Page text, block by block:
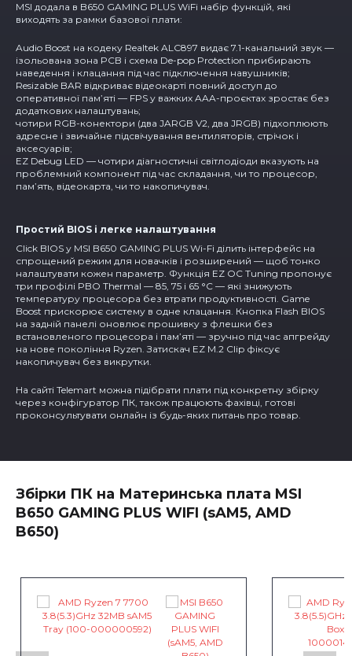
MSI додала в B650 GAMING PLUS WiFi набір функцій, які
виходять за рамки базової плати:
Audio Boost на кодеку Realtek ALC897 видає 7.1-канальний звук —
ізольована зона PCB і схема De-pop Protection прибирають
наведення і клацання під час підключення навушників;
Resizable BAR відкриває відеокарті повний доступ до
оперативної пам’яті — FPS у важких AAA-проєктах зростає без
додаткових налаштувань;
чотири RGB-конектори (два JARGB V2, два JRGB) підхоплюють
адресне і звичайне підсвічування вентиляторів, стрічок і
аксесуарів;
EZ Debug LED — чотири діагностичні світлодіоди вказують на
проблемний компонент під час складання, чи то процесор,
пам’ять, відеокарта, чи то накопичувач.
Простий BIOS і легке налаштування
Click BIOS у MSI B650 GAMING PLUS Wi-Fi ділить інтерфейс на
спрощений режим для новачків і розширений — щоб тонко
налаштувати кожен параметр. Функція EZ OC Tuning пропонує
три профілі PBO Thermal — 85, 75 і 65 °C — які знижують
температуру процесора без втрати продуктивності. Game
Boost прискорює систему в одне клацання. Кнопка Flash BIOS
на задній панелі оновлює прошивку з флешки без
встановленого процесора і пам’яті — зручно під час апгрейду
на нове покоління Ryzen. Затискач EZ M.2 Clip фіксує
накопичувач без викрутки.
На сайті Telemart можна підібрати плати під конкретну збірку
через конфігуратор ПК, також працюють фахівці, готові
проконсультувати онлайн із будь-яких питань про товар.
Збірки ПК на Материнська плата MSI
B650 GAMING PLUS WIFI (sAM5, AMD
B650)